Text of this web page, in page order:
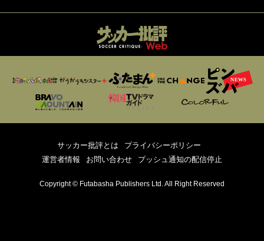
サッカー批評とは
プライバシーポリシー
運営者情報
お問い合わせ プッシュ通知の配信停止
Copyright © Futabasha Publishers Ltd. All Right Reserved